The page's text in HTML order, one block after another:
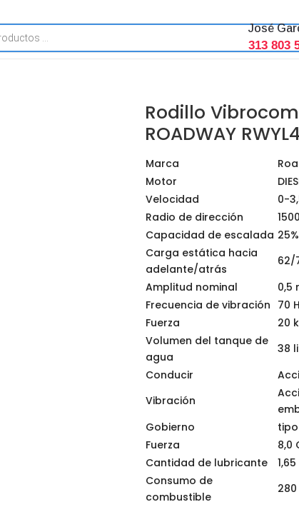
José
313 803
Rodillo
ROADWAY
Marca
Motor
Velocidad
0-
Radio de dirección
Capacidad de escalada 25%
Carga estática hacia
adelante/atrás
62/
Amplitud nominal
0,5
Frecuencia de vibración 70
Fuerza
20
Volumen del tanque de
agua
38
Conducir
Vibración
Gobierno
Fuerza
8,0
Cantidad de lubricante
Consumo de
combustible